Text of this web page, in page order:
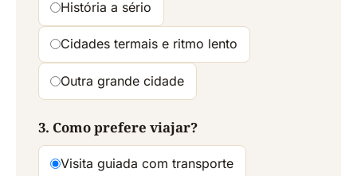
História a sério
Cidades termais e ritmo lento
Outra grande cidade
3. Como prefere viajar?
Visita guiada com transporte